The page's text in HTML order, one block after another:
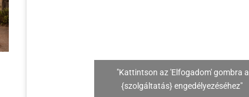
"Kattintson az 'Elfogadom' gombra a
{szolgáltatás} engedélyezéséhez"